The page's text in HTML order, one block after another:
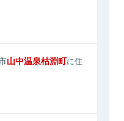
山中温泉枯淵町に住